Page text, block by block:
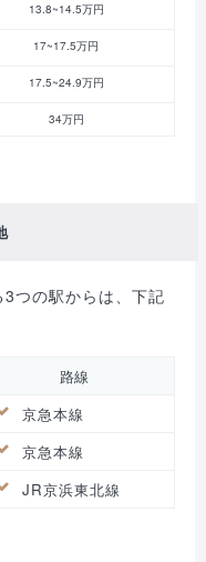
13.8~14.5万円
17~17.5万円
17.5~24.9万円
34万円
つの駅からは、下記
路線
京急本線
京急本線
JR京浜東北線